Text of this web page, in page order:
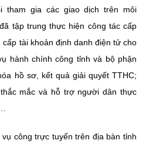
tham gia các giao dịch trên môi
tập trung thực hiện công tác cấp
tài khoản định danh điện tử cho
hành chính công tỉnh và bộ phận
hồ sơ, kết quả giải quyết TTHC;
mắc và hỗ trợ người dân thực
công trực tuyến trên địa bàn tỉnh